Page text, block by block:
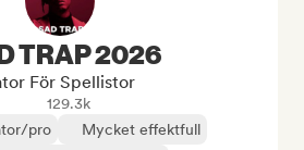
TRAP 2026
För Spellistor
129.3k
pro
Mycket effektfull